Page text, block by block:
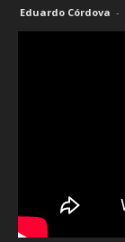
Eduardo Córdova -